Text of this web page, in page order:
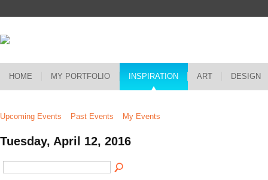
HOME MY PORTFOLIO INSPIRATION ART DESIGN
Upcoming Events Past Events My Events
Tuesday, April 12, 2016